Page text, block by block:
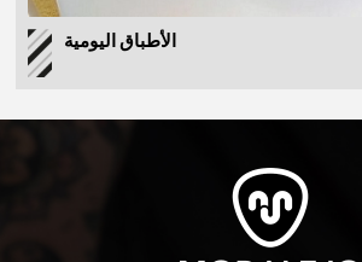
الأطباق اليومية